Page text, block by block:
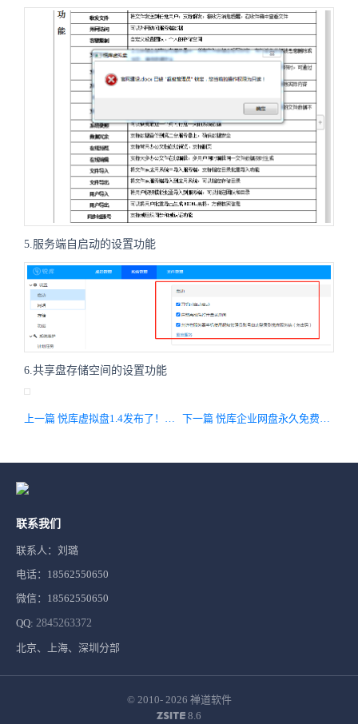
5.服务端自启动的设置功能
6.共享盘存储空间的设置功能
联系我们
联系人：刘璐
电话：18562550650
微信：18562550650
QQ: 2845263372
北京、上海、深圳分部
© 2010- 2026 禅道软件
8.6